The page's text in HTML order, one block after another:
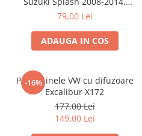
381294-04
79,00 Lei
ADAUGA IN COS
-16%
Pachet inele VW cu difuzoare
Excalibur X172
177,00 Lei
149,00 Lei